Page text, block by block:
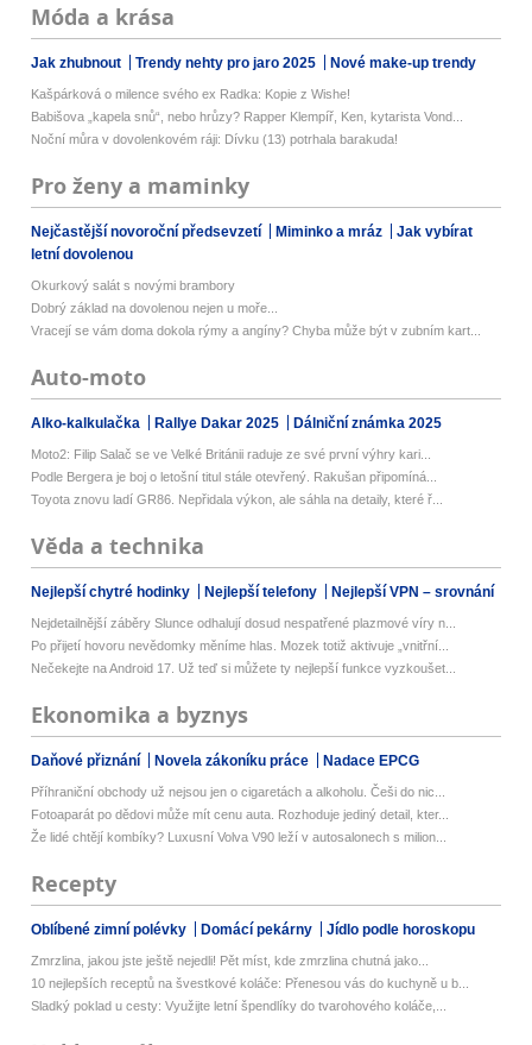
Móda a krása
Jak zhubnout Trendy nehty pro jaro 2025 Nové make-up trendy
Kašpárková o milence svého ex Radka: Kopie z Wishe!
Babišova „kapela snů“, nebo hrůzy? Rapper Klempíř, Ken, kytarista Vond...
Noční můra v dovolenkovém ráji: Dívku (13) potrhala barakuda!
Pro ženy a maminky
Nejčastější novoroční předsevzetí Miminko a mráz
Jak vybírat
letní dovolenou
Okurkový salát s novými brambory
Dobrý základ na dovolenou nejen u moře...
Vracejí se vám doma dokola rýmy a angíny? Chyba může být v zubním kart...
Auto-moto
Alko-kalkulačka Rallye Dakar 2025 Dálniční známka 2025
Moto2: Filip Salač se ve Velké Británii raduje ze své první výhry kari...
Podle Bergera je boj o letošní titul stále otevřený. Rakušan připomíná...
Toyota znovu ladí GR86. Nepřidala výkon, ale sáhla na detaily, které ř...
Věda a technika
Nejlepší chytré hodinky Nejlepší telefony Nejlepší VPN – srovnání
Nejdetailnější záběry Slunce odhalují dosud nespatřené plazmové víry n...
Po přijetí hovoru nevědomky měníme hlas. Mozek totiž aktivuje „vnitřní...
Nečekejte na Android 17. Už teď si můžete ty nejlepší funkce vyzkoušet...
Ekonomika a byznys
Daňové přiznání Novela zákoníku práce Nadace EPCG
Příhraniční obchody už nejsou jen o cigaretách a alkoholu. Češi do nic...
Fotoaparát po dědovi může mít cenu auta. Rozhoduje jediný detail, kter...
Že lidé chtějí kombíky? Luxusní Volva V90 leží v autosalonech s milion...
Recepty
Oblíbené zimní polévky Domácí pekárny Jídlo podle horoskopu
Zmrzlina, jakou jste ještě nejedli! Pět míst, kde zmrzlina chutná jako...
10 nejlepších receptů na švestkové koláče: Přenesou vás do kuchyně u b...
Sladký poklad u cesty: Využijte letní špendlíky do tvarohového koláče,...